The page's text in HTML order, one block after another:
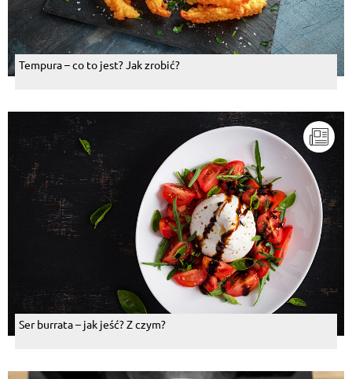
Tempura – co to jest? Jak zrobić?
Ser burrata – jak jeść? Z czym?